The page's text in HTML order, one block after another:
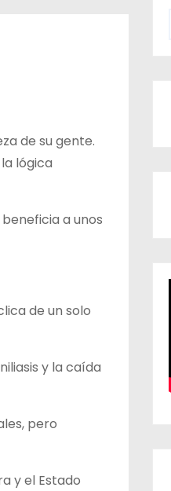
de su gente.
lógica
a unos
de un solo
y la caída
pero
y el Estado